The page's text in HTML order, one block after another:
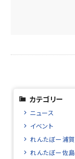
カテゴリー
ニュース
イベント
れんたぼー浦
れんたぼー佐